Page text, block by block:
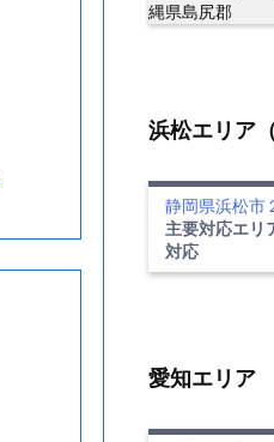
縄県島尻郡
浜松エリア
静岡県浜松市
主要対応エリ
対応
愛知エリア